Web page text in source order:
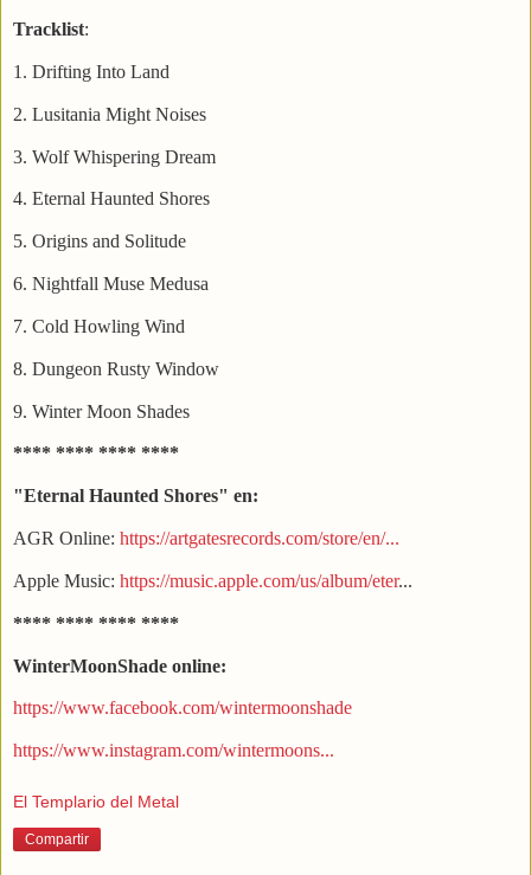
Tracklist:
1. Drifting Into Land
2. Lusitania Might Noises
3. Wolf Whispering Dream
4. Eternal Haunted Shores
5. Origins and Solitude
6. Nightfall Muse Medusa
7. Cold Howling Wind
8. Dungeon Rusty Window
9. Winter Moon Shades
**** **** **** ****
"Eternal Haunted Shores" en:
AGR Online: https://artgatesrecords.com/store/en/...
Apple Music: https://music.apple.com/us/album/eter...
**** **** **** ****
WinterMoonShade online:
https://www.facebook.com/wintermoonshade
https://www.instagram.com/wintermoons...
El Templario del Metal
Compartir